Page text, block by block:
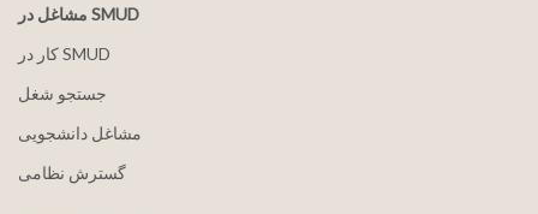
مشاغل در SMUD
کار در SMUD
جستجو شغل
مشاغل دانشجویی
گسترش نظامی